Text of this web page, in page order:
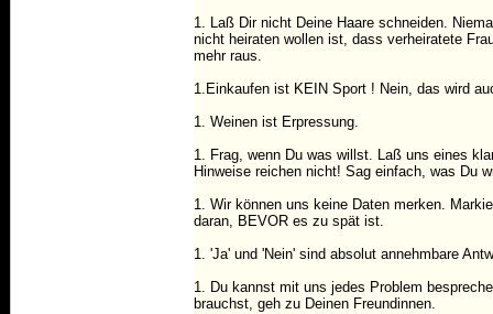
1. Laß Dir nicht Deine Haare schneiden.
nicht heiraten wollen ist, dass verheiratete
mehr raus.
1.Einkaufen ist KEIN Sport ! Nein, das wird
1. Weinen ist Erpressung.
1. Frag, wenn Du was willst. Laß uns eines
Hinweise reichen nicht! Sag einfach, was Du
1. Wir können uns keine Daten merken.
daran, BEVOR es zu spät ist.
1. 'Ja' und 'Nein' sind absolut annehmbare
1. Du kannst mit uns jedes Problem
brauchst, geh zu Deinen Freundinnen.